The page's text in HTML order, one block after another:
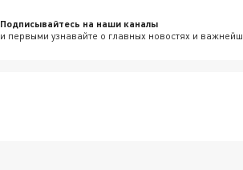
Подписывайтесь на наши каналы
и первыми узнавайте о главных новостях и